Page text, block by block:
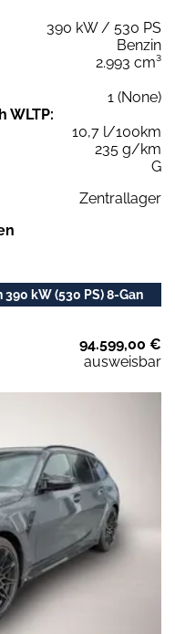
390 kW / 530 PS
Benzin
2.993 cm³
1 (None)
WLTP:
10,7 l/100km
235 g/km
G
Zentrallager
kW (530 PS) 8-Gan
94.599,00 €
ausweisbar